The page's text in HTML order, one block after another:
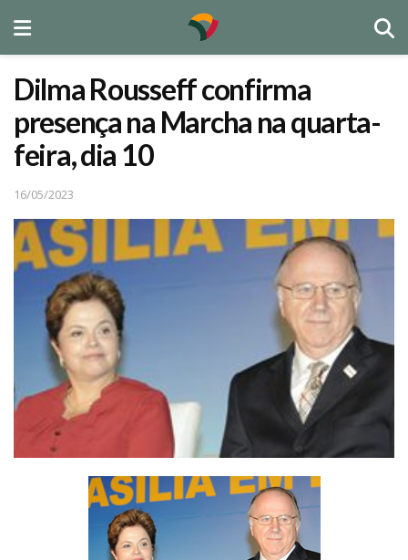
Dilma Rousseff confirma
presença na Marcha na quarta-
feira, dia 10
16/05/2023